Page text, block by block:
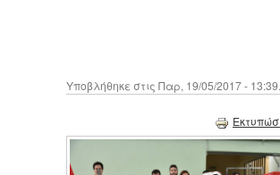
Υποβλήθηκε στις Παρ, 19/05/2017 - 13:39.